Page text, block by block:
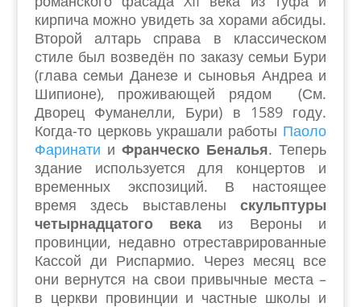
кирпича можно увидеть за хорами абсиды.
Второй алтарь справа в классическом
стиле был возведён по заказу семьи Бури
(глава семьи Данезе и сыновья Андреа и
Шипионе), проживающей рядом (См.
Дворец Фуманелли, Бури) в 1589 году.
Когда-то церковь украшали работы Паоло
Фаринати и Франческо Беналья. Теперь
здание используется для концертов и
временных экспозиций. В настоящее
время здесь выставленыскульптуры
четырнадцатого века из Вероны и
провинции, недавно отреставрированные
Кассой ди Риспармио. Через месяц все
они вернутся на свои привычные места –
в церкви провинции и частные школы и